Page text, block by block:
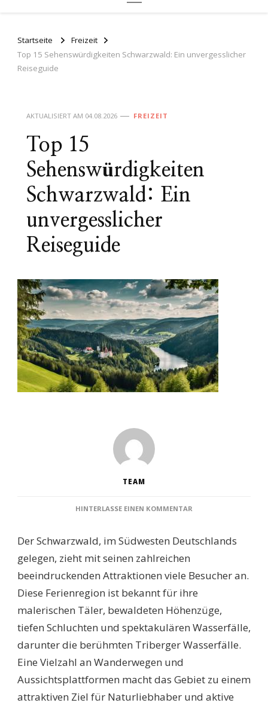
Startseite
Freizeit
Top 15 Sehenswürdigkeiten Schwarzwald: Ein unvergesslicher
Reiseguide
AKTUALISIERT AM 04.08.2026 FREIZEIT
Top 15
Sehenswürdigkeiten
Schwarzwald: Ein
unvergesslicher
Reiseguide
TEAM
HINTERLASSE EINEN KOMMENTAR
UNVERGESSLICHER
Der Schwarzwald, im Südwesten Deutschlands
gelegen, zieht mit seinen zahlreichen
beeindruckenden Attraktionen viele Besucher an.
Diese Ferienregion ist bekannt für ihre
malerischen Täler, bewaldeten Höhenzüge,
tiefen Schluchten und spektakulären Wasserfälle,
darunter die berühmten Triberger Wasserfälle.
Eine Vielzahl an Wanderwegen und
Aussichtsplattformen macht das Gebiet zu einem
attraktiven Ziel für Naturliebhaber und aktive